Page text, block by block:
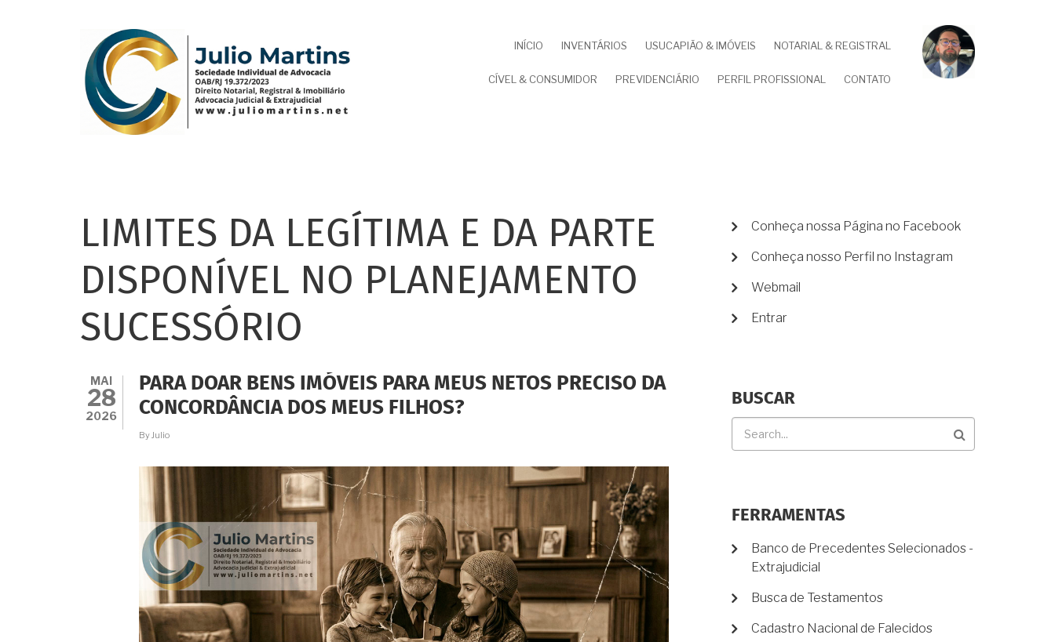
INÍCIO INVENTÁRIOS USUCAPIÃO & IMÓVEIS NOTARIAL & REGISTRAL
CÍVEL & CONSUMIDOR PREVIDENCIÁRIO PERFIL PROFISSIONAL CONTATO
LIMITES DA LEGÍTIMA E DA PARTE
DISPONÍVEL NO PLANEJAMENTO
SUCESSÓRIO
MAI
28
2026
PARA DOAR BENS IMÓVEIS PARA MEUS NETOS PRECISO DA
CONCORDÂNCIA DOS MEUS FILHOS?
ByJulio
MENU
CONTA
DE
Conheça nossa Página no Facebook
Conheça nosso Perfil no Instagram
Webmail
Entrar
BUSCAR
FERRAMENTAS
Banco de Precedentes Selecionados -
Extrajudicial
Busca de Testamentos
Cadastro Nacional de Falecidos